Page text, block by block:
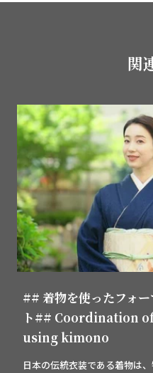
関
## 着物を使ったフォ
ト## Coordination
using kimono
日本の伝統衣装である着物は